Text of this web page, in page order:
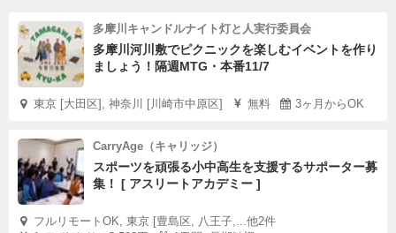
多摩川キャンドルナイト灯と人実行委員会
多摩川河川敷でピクニックを楽しむイベントを作り
ましょう！隔週MTG・本番11/7
東京 [大田区], 神奈川 [川崎市中原区] 無料 3ヶ月からOK
CarryAge（キャリッジ）
スポーツを頑張る小中高生を支援するサポーター募
集！ [ アスリートアカデミー ]
フルリモートOK, 東京 [豊島区, 八王子,...他2件